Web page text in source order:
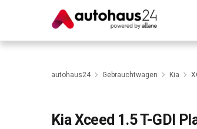
Wir bewerten dein AutoRund um die
autohaus24 Gebrauchtwagen Kia
KiaXceed 1.5 T-GDI